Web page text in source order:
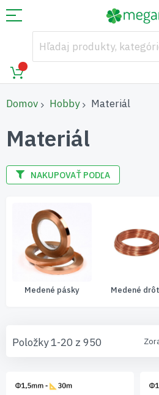
Domov Hobby Materiál
Materiál
Medené drôty Medené
Položky1-20 z 950
NAKUPOVAŤ PODĽA